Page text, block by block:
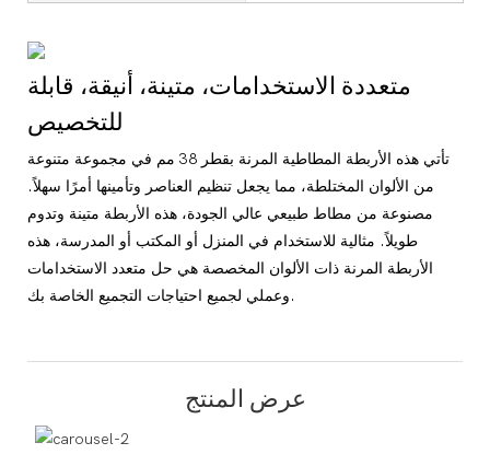
متعددة الاستخدامات، متينة، أنيقة، قابلة
تأتي هذه الأربطة المطاطية المرنة بقطر 38 مم في مجموعة متنوعة
من الألوان المختلطة، مما يجعل تنظيم العناصر وتأمينها أمرًا سهلاً.
مصنوعة من مطاط طبيعي عالي الجودة، هذه الأربطة متينة وتدوم
طويلاً. مثالية للاستخدام في المنزل أو المكتب أو المدرسة، هذه
الأربطة المرنة ذات الألوان المخصصة هي حل متعدد الاستخدامات
وعملي لجميع احتياجات التجميع الخاصة بك.
عرض المنتج